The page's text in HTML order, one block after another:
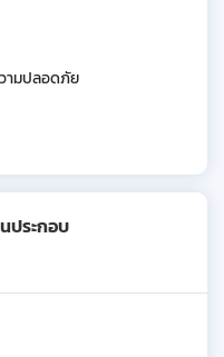
ามปลอดภัย
ประกอบ